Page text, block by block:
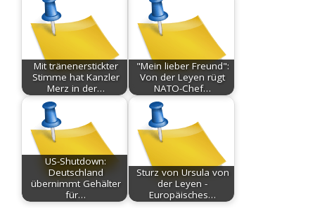
Mit tränenerstickter
Stimme hat Kanzler
Merz in der…
"Mein lieber Freund":
Von der Leyen rügt
NATO-Chef…
US-Shutdown:
Deutschland
übernimmt Gehälter
für…
Sturz von Ursula von
der Leyen -
Europäisches…